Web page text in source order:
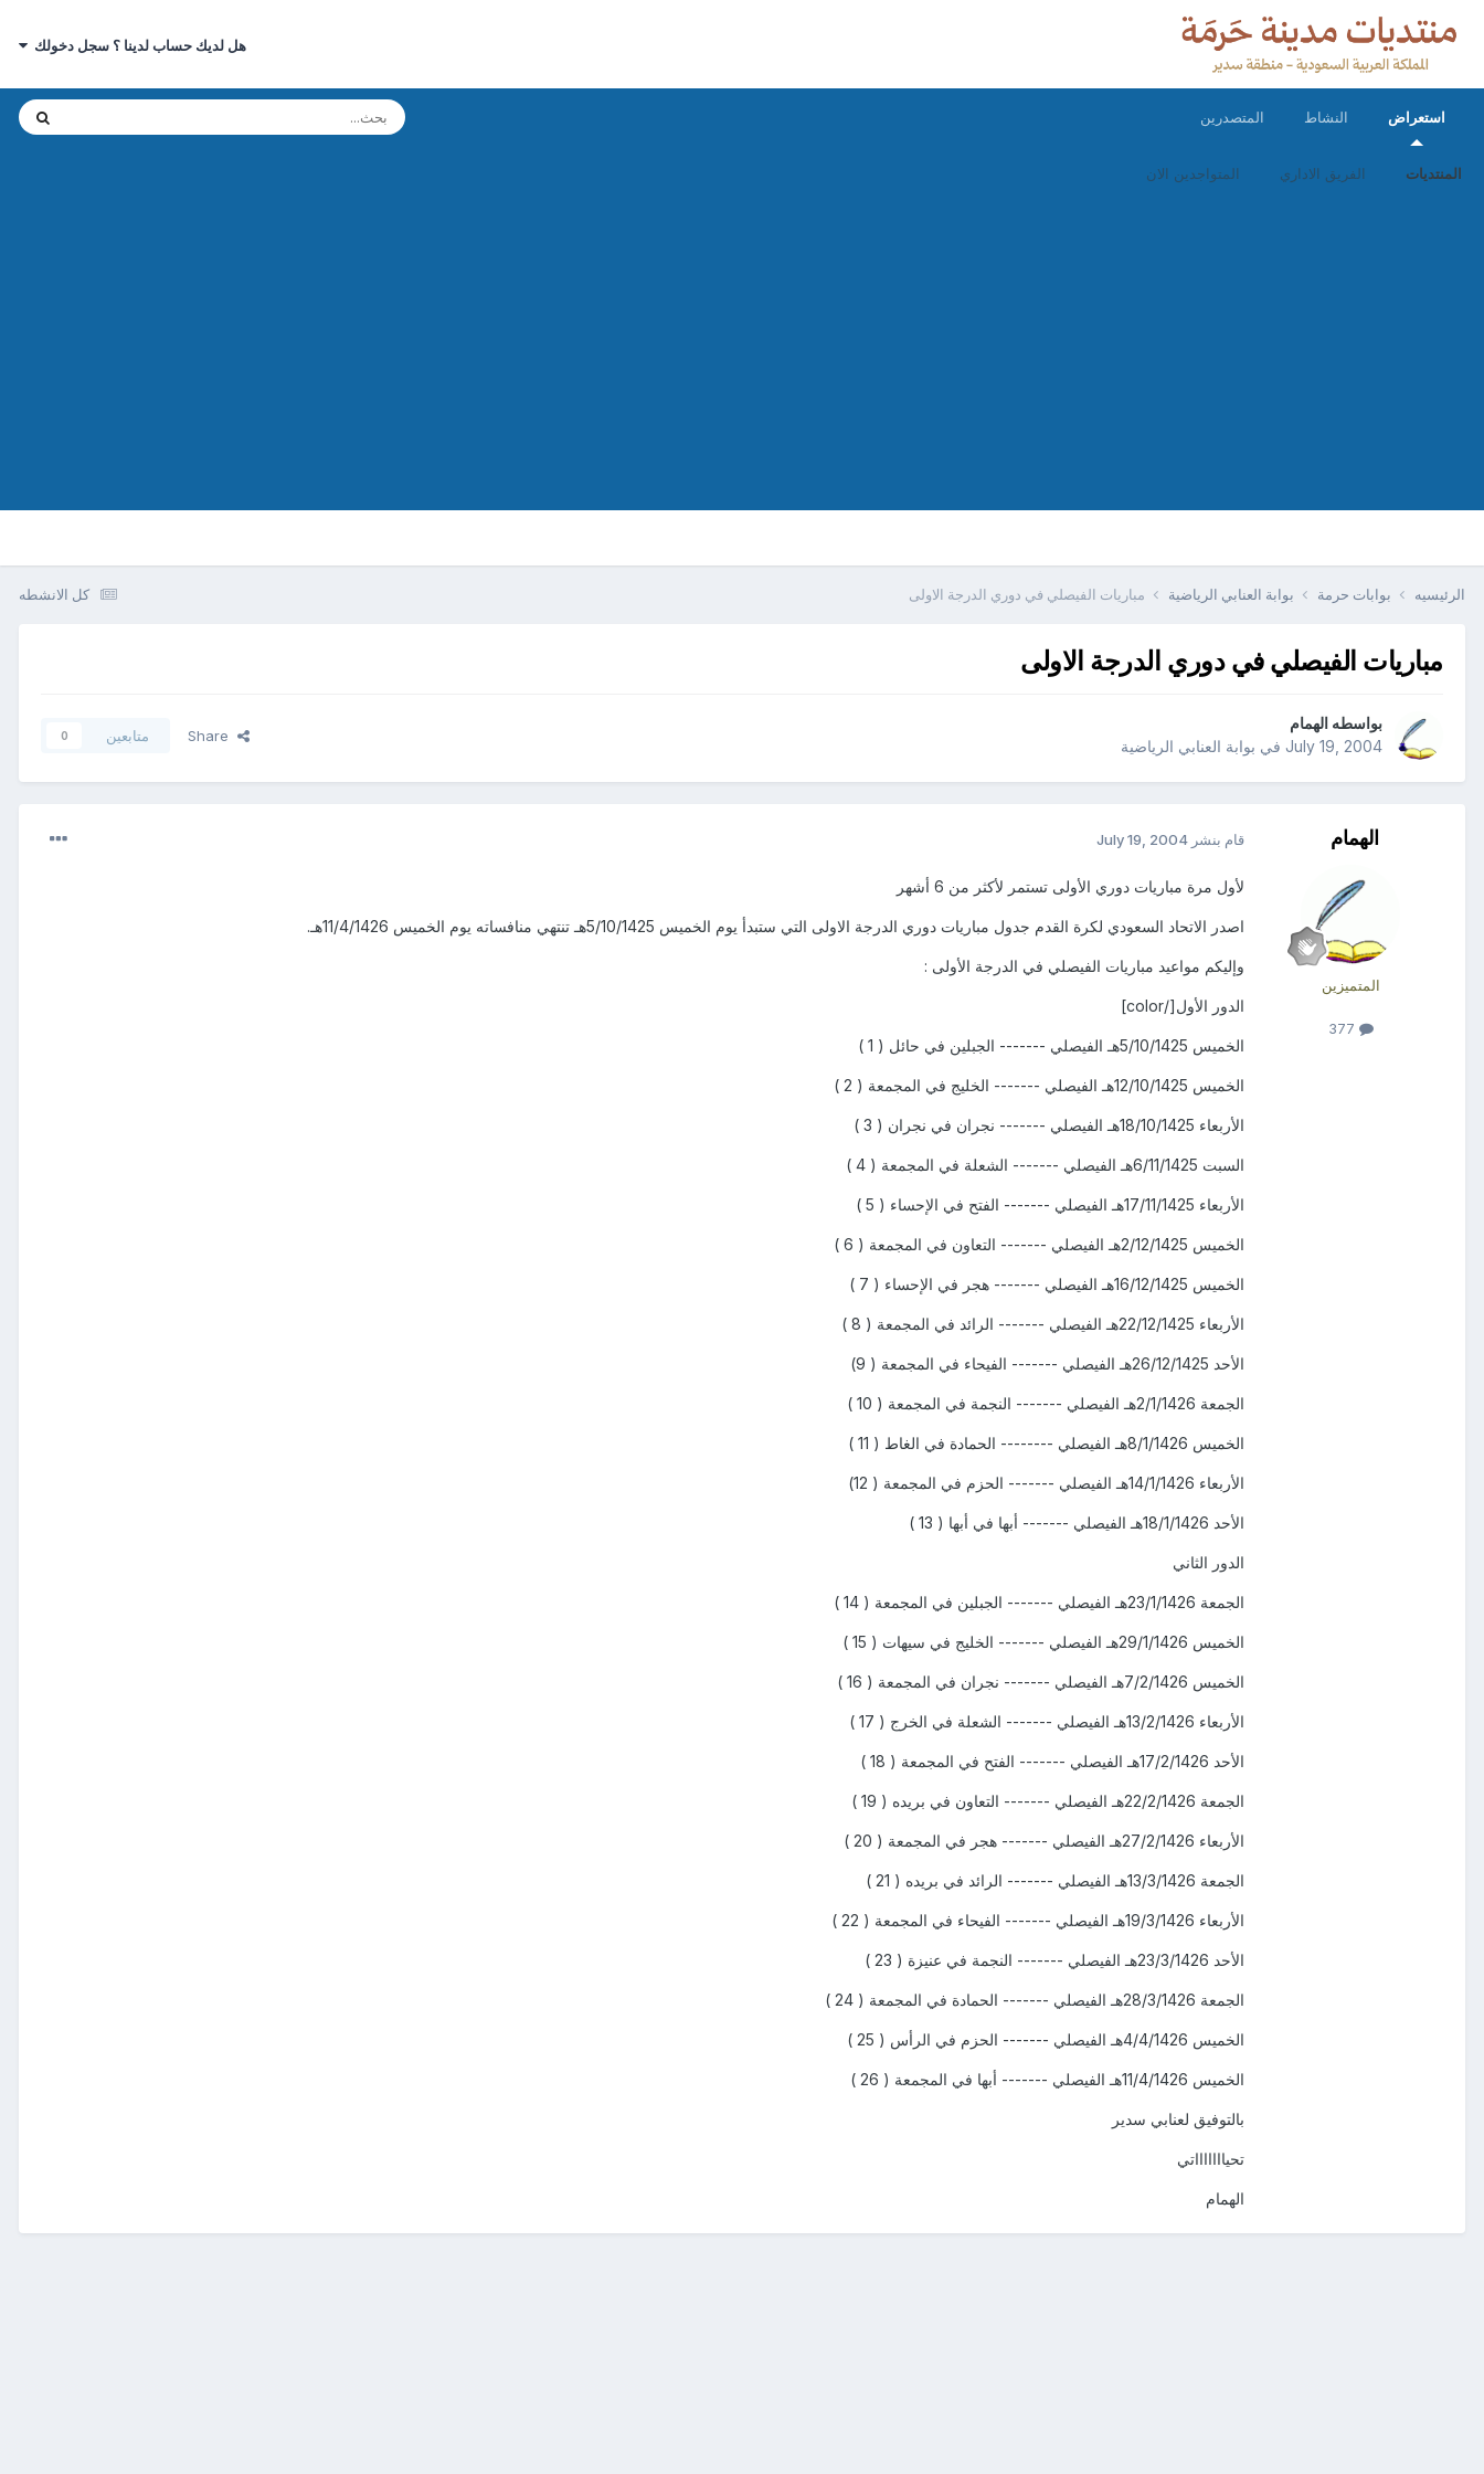
هل لديك حساب لدينا ؟ سجل دخولك
استعراض
المنتديات الفريق الاداري المتواجدين الان
النشاط المتصدرين
كل الانشطه الرئيسيه بوابات حرمة بوابة العنابي الرياضية مباريات الفيصلي في دوري الدرجة الاولى
مباريات الفيصلي في دوري الدرجة الاولى
بواسطه الهمام
July 19, 2004 في بوابة العنابي الرياضية
متابعين 0
الهمام
المتميزين
قام بنشر July 19, 2004
لأول مرة مباريات دوري الأولى تستمر لأكثر من 6 أشهر
اصدر الاتحاد السعودي لكرة القدم جدول مباريات دوري الدرجة الاولى التي ستبدأ يوم الخميس 5/10/1425هـ تنتهي منافساته يوم الخميس 11/4/1426هـ.
وإليكم مواعيد مباريات الفيصلي في الدرجة الأولى :
الدور الأول[/color]
الخميس 5/10/1425هـ الفيصلي ------- الجبلين في حائل ( 1 )
الخميس 12/10/1425هـ الفيصلي ------- الخليج في المجمعة ( 2 )
الأربعاء 18/10/1425هـ الفيصلي ------- نجران في نجران ( 3 )
السبت 6/11/1425هـ الفيصلي ------- الشعلة في المجمعة ( 4 )
الأربعاء 17/11/1425هـ الفيصلي ------- الفتح في الإحساء ( 5 )
الخميس 2/12/1425هـ الفيصلي ------- التعاون في المجمعة ( 6 )
الخميس 16/12/1425هـ الفيصلي ------- هجر في الإحساء ( 7 )
الأربعاء 22/12/1425هـ الفيصلي ------- الرائد في المجمعة ( 8 )
الأحد 26/12/1425هـ الفيصلي ------- الفيحاء في المجمعة ( 9)
الجمعة 2/1/1426هـ الفيصلي ------- النجمة في المجمعة ( 10 )
الخميس 8/1/1426هـ الفيصلي -------- الحمادة في الغاط ( 11 )
الأربعاء 14/1/1426هـ الفيصلي ------- الحزم في المجمعة ( 12)
الأحد 18/1/1426هـ الفيصلي ------- أبها في أبها ( 13 )
الدور الثاني
الجمعة 23/1/1426هـ الفيصلي ------- الجبلين في المجمعة ( 14 )
الخميس 29/1/1426هـ الفيصلي ------- الخليج في سيهات ( 15 )
الخميس 7/2/1426هـ الفيصلي ------- نجران في المجمعة ( 16 )
الأربعاء 13/2/1426هـ الفيصلي ------- الشعلة في الخرج ( 17 )
الأحد 17/2/1426هـ الفيصلي ------- الفتح في المجمعة ( 18 )
الجمعة 22/2/1426هـ الفيصلي ------- التعاون في بريده ( 19 )
الأربعاء 27/2/1426هـ الفيصلي ------- هجر في المجمعة ( 20 )
الجمعة 13/3/1426هـ الفيصلي ------- الرائد في بريده ( 21 )
الأربعاء 19/3/1426هـ الفيصلي ------- الفيحاء في المجمعة ( 22 )
الأحد 23/3/1426هـ الفيصلي ------- النجمة في عنيزة ( 23 )
الجمعة 28/3/1426هـ الفيصلي ------- الحمادة في المجمعة ( 24 )
الخميس 4/4/1426هـ الفيصلي ------- الحزم في الرأس ( 25 )
الخميس 11/4/1426هـ الفيصلي ------- أبها في المجمعة ( 26 )
بالتوفيق لعنابي سدير
تحياااااااتي
الهمام